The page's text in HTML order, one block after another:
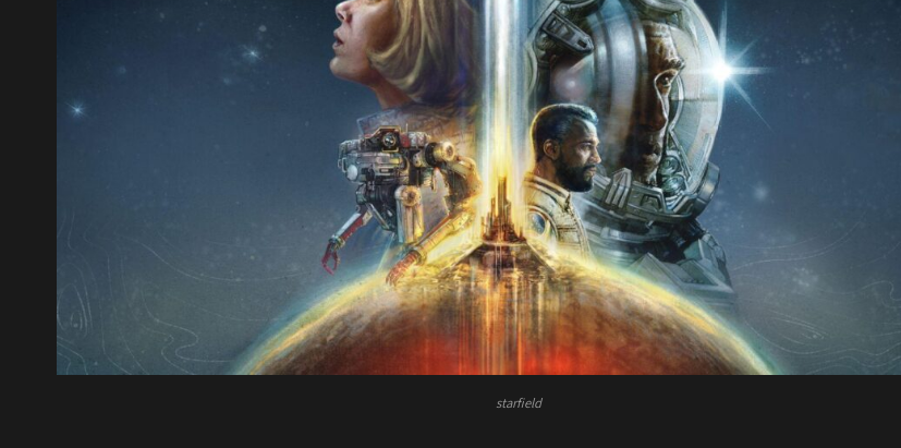
starfield